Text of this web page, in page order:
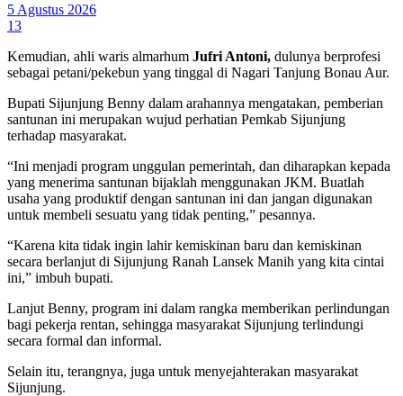
5 Agustus 2026
13
Kemudian, ahli waris almarhum Jufri Antoni, dulunya berprofesi
sebagai petani/pekebun yang tinggal di Nagari Tanjung Bonau Aur.
Bupati Sijunjung Benny dalam arahannya mengatakan, pemberian
santunan ini merupakan wujud perhatian Pemkab Sijunjung
terhadap masyarakat.
“Ini menjadi program unggulan pemerintah, dan diharapkan kepada
yang menerima santunan bijaklah menggunakan JKM. Buatlah
usaha yang produktif dengan santunan ini dan jangan digunakan
untuk membeli sesuatu yang tidak penting,” pesannya.
“Karena kita tidak ingin lahir kemiskinan baru dan kemiskinan
secara berlanjut di Sijunjung Ranah Lansek Manih yang kita cintai
ini,” imbuh bupati.
Lanjut Benny, program ini dalam rangka memberikan perlindungan
bagi pekerja rentan, sehingga masyarakat Sijunjung terlindungi
secara formal dan informal.
Selain itu, terangnya, juga untuk menyejahterakan masyarakat
Sijunjung.